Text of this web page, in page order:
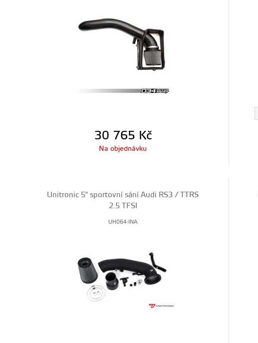
30 765 Kč
Na objednávku
Unitronic 5" sportovní sání Audi RS3 / TTRS
2.5 TFSI
UH064-INA